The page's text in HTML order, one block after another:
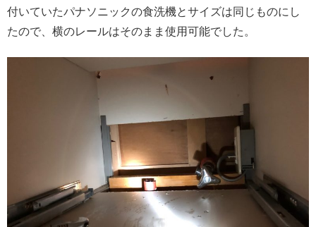
付いていたパナソニックの食洗機とサイズは同じものにし
たので、横のレールはそのまま使用可能でした。